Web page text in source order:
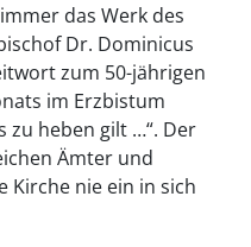
das Werk des
Dr. Dominicus
zum 50-jährigen
im Erzbistum
zu heben gilt …“. Der
Ämter und
Kirche nie ein in sich